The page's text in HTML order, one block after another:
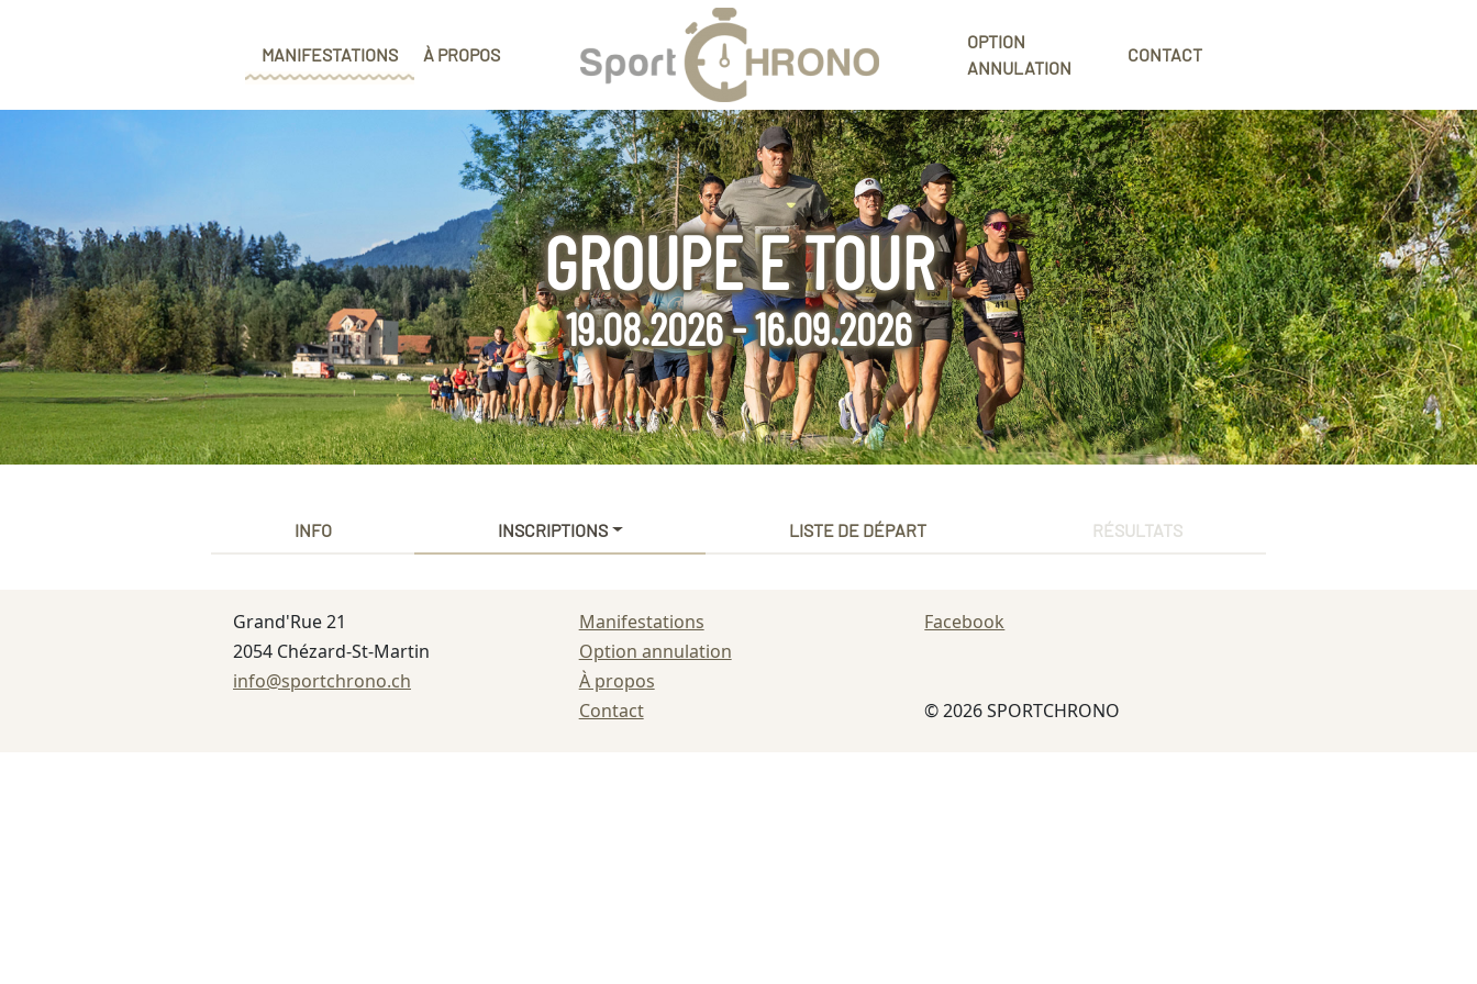
MANIFESTATIONS À PROPOS
OPTION
ANNULATION
CONTACT
GROUPE E TOUR
19.08.2026 - 16.09.2026
INFO INSCRIPTIONS LISTE DE DÉPART RÉSULTATS
Grand'Rue 21
2054 Chézard-St-Martin
info@sportchrono.ch
Manifestations
Option annulation
À propos
Contact
Facebook
© 2026 SPORTCHRONO